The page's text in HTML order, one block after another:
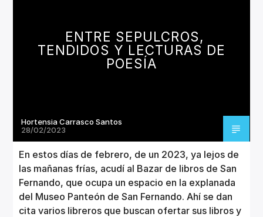
ENTRE SEPULCROS,
TENDIDOS Y LECTURAS DE
POESÍA
Hortensia Carrasco Santos
28/02/2023
En estos días de febrero, de un 2023, ya lejos de
las mañanas frías, acudí al Bazar de libros de San
Fernando, que ocupa un espacio en la explanada
del Museo Panteón de San Fernando. Ahí se dan
cita varios libreros que buscan ofertar sus libros y